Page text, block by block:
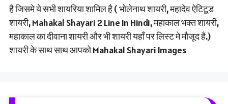
है जिसमे ये सभी शायरिया शामिल है ( भोलेनाथ शायरी, महादेव ऐटिटूड
शायरी, Mahakal Shayari 2 Line In Hindi, महाकाल भक्त शायरी,
महाकाल का दीवाना शायरी और भी शायरी यहाँ पर लिस्ट मे मौजूद है.)
शायरी के साथ साथ आपको Mahakal Shayari Images